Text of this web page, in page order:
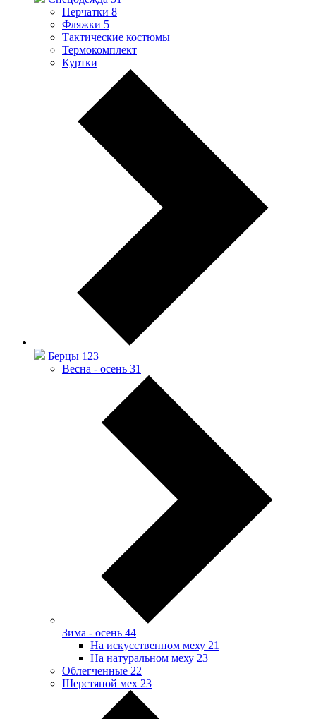
Перчатки 8
Фляжки 5
Тактические костюмы
Термокомплект
Куртки
Берцы 123
Весна - осень 31
Зима - осень 44
На искусственном меху 21
На натуральном меху 23
Облегченные 22
Шерстяной мех 23